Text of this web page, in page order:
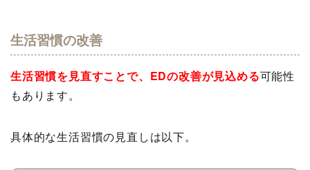
生活習慣の改善
生活習慣を見直すことで、EDの改善が見込める可能性
もあります。
具体的な生活習慣の見直しは以下。